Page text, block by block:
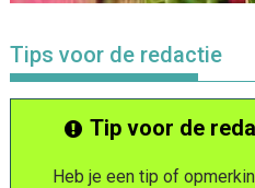
Tips voor de redactie
Tip voor de
Heb je een tip of